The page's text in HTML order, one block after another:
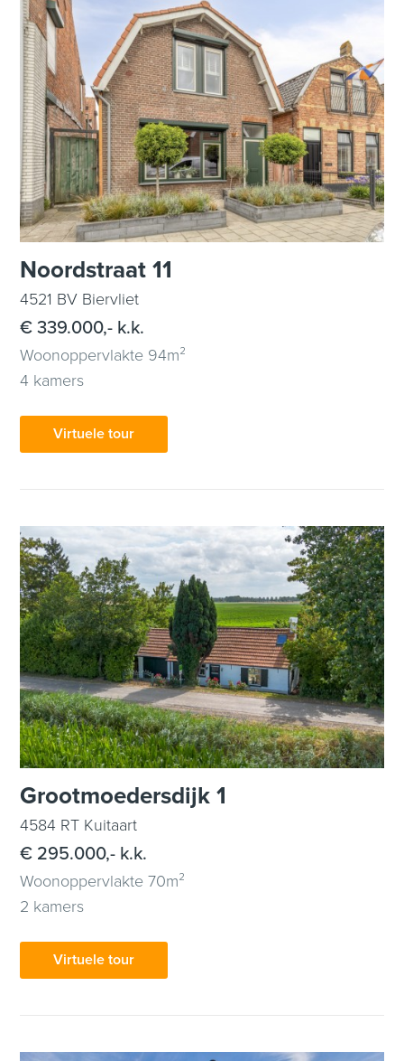
Noordstraat 11
4521 BV Biervliet
€ 339.000,- k.k.
Woonoppervlakte 94m²
4 kamers
Virtuele tour
Grootmoedersdijk 1
4584 RT Kuitaart
€ 295.000,- k.k.
Woonoppervlakte 70m²
2 kamers
Virtuele tour